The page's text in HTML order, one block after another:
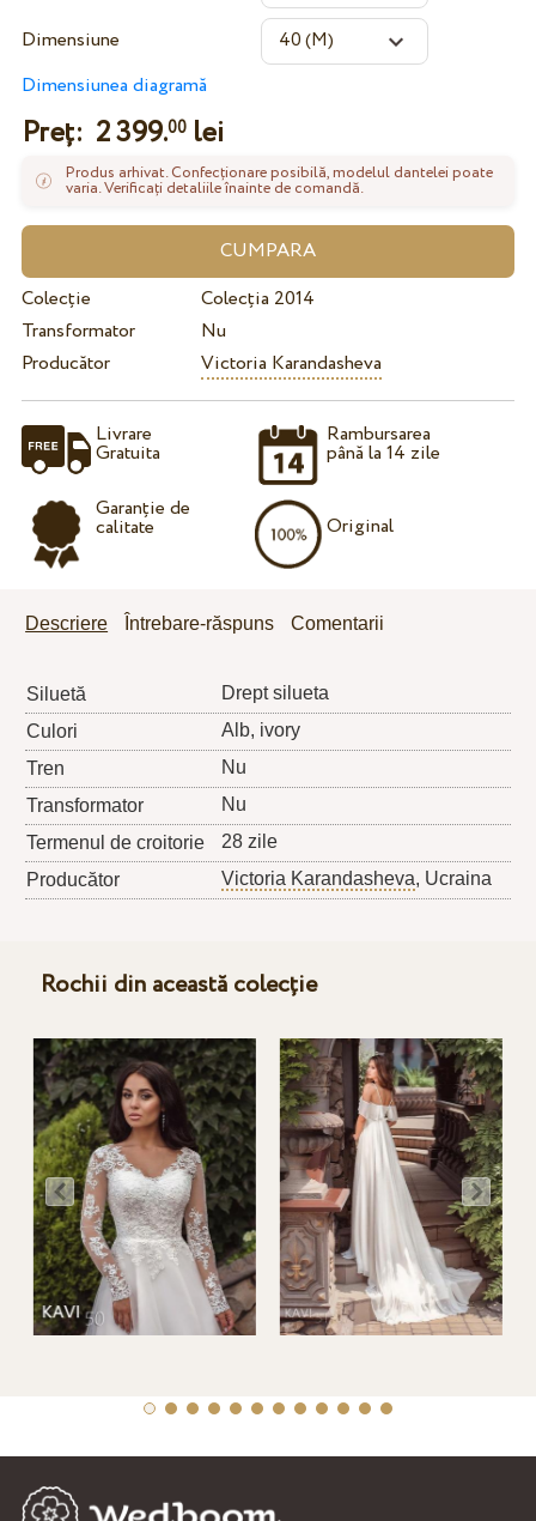
Dimensiune
Dimensiunea diagramă
Preț: 2 399.00lei
Produs arhivat. Confecționare posibilă, modelul dantelei poate
varia. Verificați detaliile înainte de comandă.
Colecție
Colecția 2014
Transformator
Nu
Producător
Victoria Karandasheva
Livrare
Gratuita
Garanție de
calitate
Rambursarea
până la 14 zile
Original
Descriere Întrebare-răspuns Comentarii
Siluetă
Drept silueta
Culori
Alb, ivory
Tren
Nu
Transformator
Nu
Termenul de croitorie
28 zile
Producător
Victoria Karandasheva, Ucraina
Rochii din această colecție